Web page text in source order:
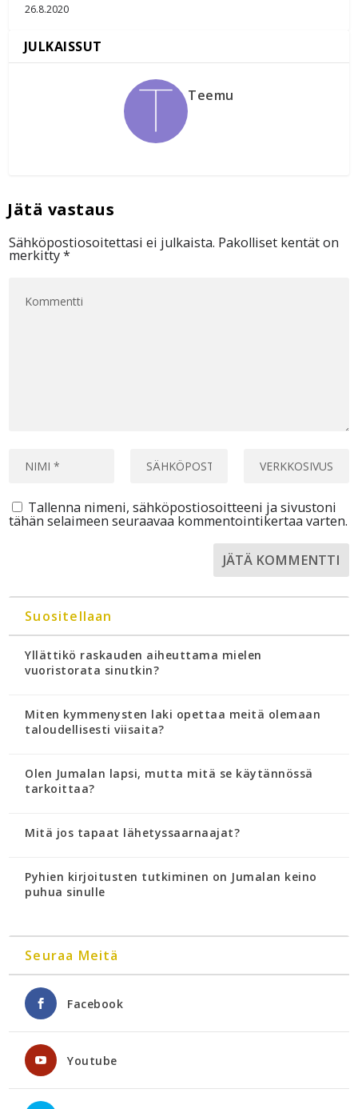
26.8.2020
Teemu
Sähköpostiosoitettasi ei julkaista. Pakolliset kentät on
merkitty*
Tallenna nimeni, sähköpostiosoitteeni ja sivustoni
tähän selaimeen seuraavaa kommentointikertaa varten.
Suositellaan
Yllättikö raskauden aiheuttama mielen
vuoristorata sinutkin?
Miten kymmenysten laki opettaa meitä olemaan
taloudellisesti viisaita?
Olen Jumalan lapsi, mutta mitä se käytännössä
tarkoittaa?
Mitä jos tapaat lähetyssaarnaajat?
Pyhien kirjoitusten tutkiminen on Jumalan keino
puhua sinulle
Seuraa Meitä
Facebook
Youtube